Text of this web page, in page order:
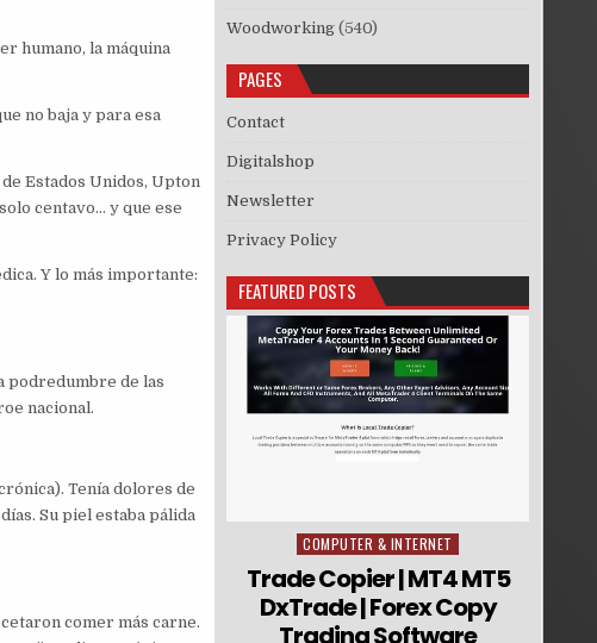
humano, la máquina
no baja y para esa
Estados Unidos, Upton
centavo… y que ese
Y lo más importante:
podredumbre de las
nacional.
Tenía dolores de
Su piel estaba pálida
comer más carne.
Woodworking (540)
PAGES
Contact
Digitalshop
Newsletter
Privacy Policy
FEATURED POSTS
Posted in
COMPUTER & INTERNET
Trade Copier | MT4 MT5
DxTrade | Forex Copy
Trading Software